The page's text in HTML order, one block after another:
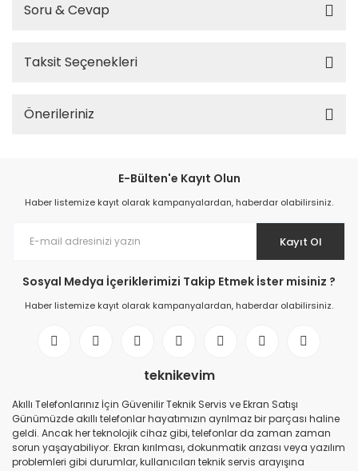
Soru & Cevap
Taksit Seçenekleri
Önerileriniz
E-Bülten'e Kayıt Olun
Haber listemize kayıt olarak kampanyalardan, haberdar olabilirsiniz.
Kayıt Ol
Sosyal Medya İçeriklerimizi Takip Etmek İster misiniz ?
Haber listemize kayıt olarak kampanyalardan, haberdar olabilirsiniz.
teknikevim
Akıllı Telefonlarınız İçin Güvenilir Teknik Servis ve Ekran Satışı
Günümüzde akıllı telefonlar hayatımızın ayrılmaz bir parçası haline
geldi. Ancak her teknolojik cihaz gibi, telefonlar da zaman zaman
sorun yaşayabiliyor. Ekran kırılması, dokunmatik arızası veya yazılım
problemleri gibi durumlar, kullanıcıları teknik servis arayışına